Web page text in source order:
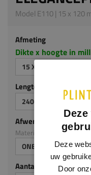
Model E110 | 15 x 120
Afmeting
Dikte x hoogte in
15 X 120 MM
Lengte (mm)
2400
Afwerking
Materiaal: Eiken
ONBEHANDELD
Aantal stuks
Deze
uw
Door